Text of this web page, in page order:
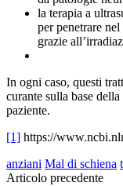
la terapia a
per penetrare
grazie
In ogni caso, questi
curante sulla base
paziente.
[1] https://
anziani Mal di schiena
Articolo precedente